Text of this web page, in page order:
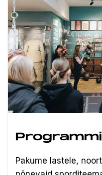
Pakume lastele,